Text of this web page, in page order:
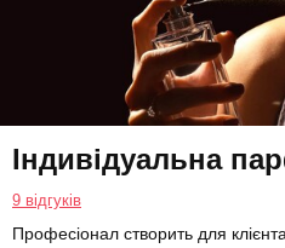
Індивідуальна
9 відгуків
Професіонал створить для